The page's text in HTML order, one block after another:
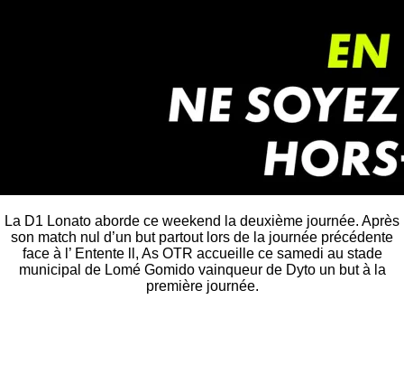
La D1 Lonato aborde ce weekend la deuxième journée. Après
son match nul d’un but partout lors de la journée précédente
face à l’ Entente ll, As OTR accueille ce samedi au stade
municipal de Lomé Gomido vainqueur de Dyto un but à la
première journée.